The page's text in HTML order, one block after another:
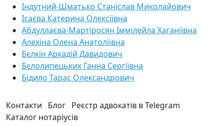
Індутний-Шматько Станіслав Миколайович
Ісаєва Катерина Олексіївна
Абдуллаєва-Мартіросян Іммілейла Хаганіївна
Алехіна Олена Анатоліївна
Бєлкін Аркадій Давидович
Бєлолипецьких Ганна Сергіївна
Бідило Тарас Олександрович
Контакти Блог Реєстр адвокатів в Telegram
Каталог нотаріусів